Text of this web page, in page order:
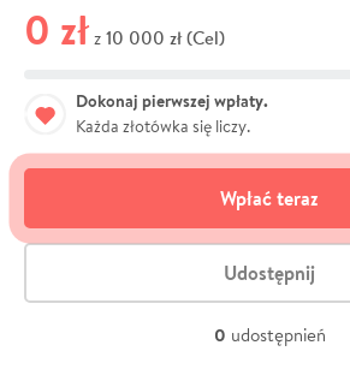
0 zł z 10 000 zł (Cel)
Dokonaj pierwszej wpłaty.
Każda złotówka się liczy.
Wpłać teraz
Udostępnij
0 udostępnień